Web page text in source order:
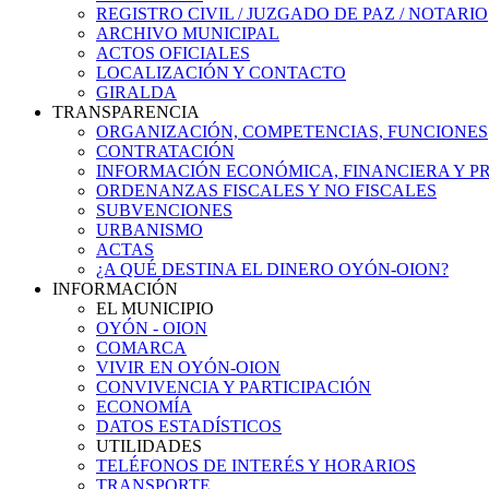
REGISTRO CIVIL / JUZGADO DE PAZ / NOTARIO
ARCHIVO MUNICIPAL
ACTOS OFICIALES
LOCALIZACIÓN Y CONTACTO
GIRALDA
TRANSPARENCIA
ORGANIZACIÓN, COMPETENCIAS, FUNCIONES
CONTRATACIÓN
INFORMACIÓN ECONÓMICA, FINANCIERA Y
ORDENANZAS FISCALES Y NO FISCALES
SUBVENCIONES
URBANISMO
ACTAS
¿A QUÉ DESTINA EL DINERO OYÓN-OION?
INFORMACIÓN
EL MUNICIPIO
OYÓN - OION
COMARCA
VIVIR EN OYÓN-OION
CONVIVENCIA Y PARTICIPACIÓN
ECONOMÍA
DATOS ESTADÍSTICOS
UTILIDADES
TELÉFONOS DE INTERÉS Y HORARIOS
TRANSPORTE